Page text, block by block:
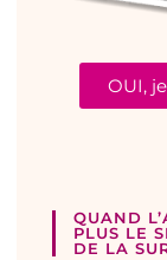
OUI,
QUAND
PLUS LE
DE LA